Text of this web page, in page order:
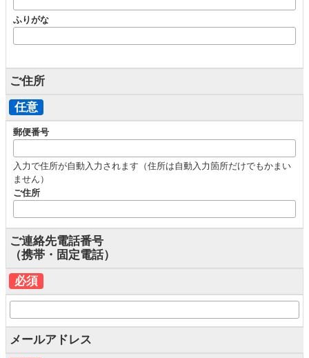
ふりがな
ご住所
任意
郵便番号
入力で住所が自動入力されます（住所は自動入力箇所だけでもかまい
ません）
ご住所
ご連絡先電話番号
（携帯・固定電話）
必須
メールアドレス